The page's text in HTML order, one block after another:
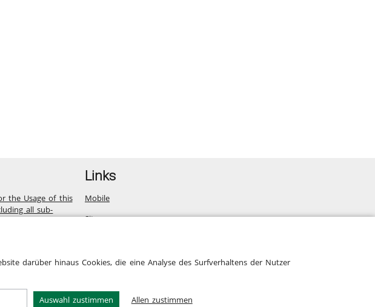
darüber hinaus Cookies, die eine Analyse des Surfverhaltens der Nutzer
Auswahl zustimmen Allen zustimmen
the Usage of this
all sub-
Links
Mobile
Sitemap